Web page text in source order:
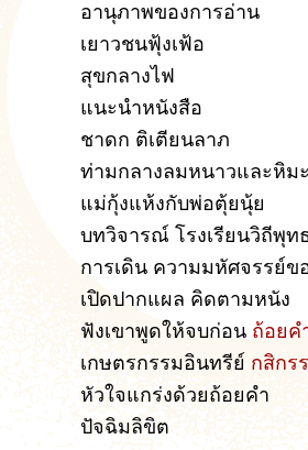
อานุภาพของการอ่าน
เยาวชนฟุ้งเฟ้อ
สุขกลางไฟ
แนะนำหนังสือ
ชาดก ติเตียนลาภ
ท่ามกลางลมหนาวและหิม
แม่กุ้งแห้งกับพ่อตุ้ยนุ้ย
บทวิจารณ์ โรงเรียนวิถีพุท
การเดิน ความมหัศจรรย์ข
เปิดปากแผล คิดตามหนัง
ฟังเขาพูดให้จบก่อน ถ้อยค
เกษตรกรรมอินทรีย์ กสิกร
หัวใจแกร่งด้วยถ้อยคำ
ปัจฉิมลิขิต